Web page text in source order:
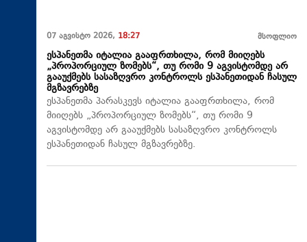
07 აგვისტო 2026, 18:27 მსოფლიო
ესპანეთმა იტალია გააფრთხილა, რომ მიიღებს
„პროპორციულ ზომებს“, თუ რომი 9 აგვისტომდე არ
გააუქმებს სასაზღვრო კონტროლს ესპანეთიდან ჩასულ
მგზავრებზე
ესპანეთმა პარასკევს იტალია გააფრთხილა, რომ
მიიღებს „პროპორციულ ზომებს“, თუ რომი 9
აგვისტომდე არ გააუქმებს სასაზღვრო კონტროლს
ესპანეთიდან ჩასულ მგზავრებზე.